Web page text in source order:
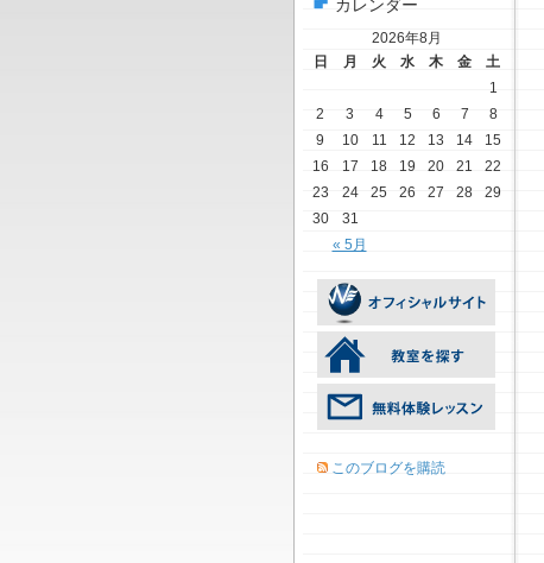
カレンダー
2026年8月
日
月 火 水 木 金 土
« 5月
1
2
3 4 5 6 7
8
9
10 11 12 13 14
15
16
17 18 19 20 21
22
23
24 25 26 27 28
29
30
31
このブログを購読